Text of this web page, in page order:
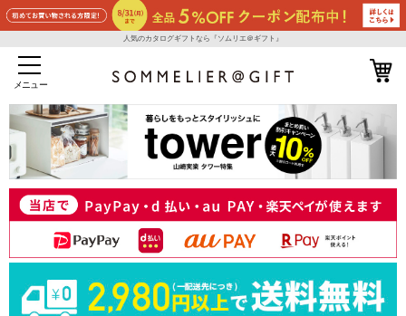
人気のカタログギフトなら『ソムリエ＠ギフト』
メニュー